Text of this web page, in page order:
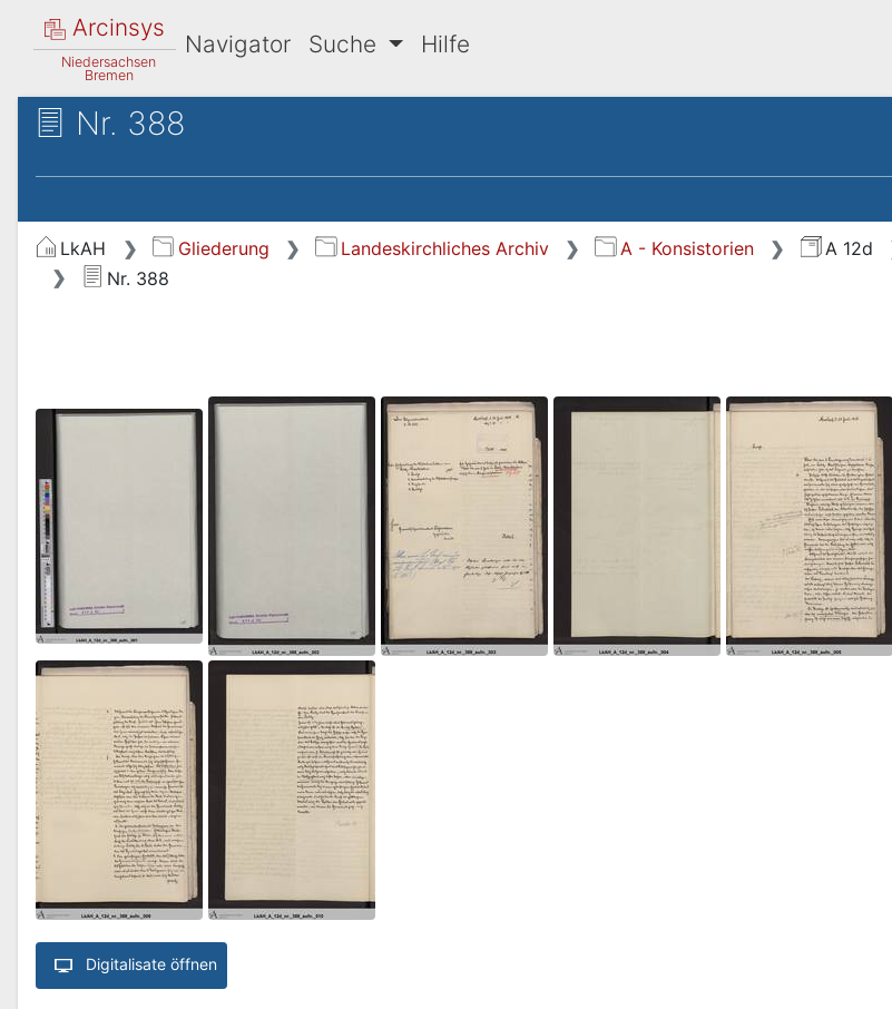
Arcinsys
Niedersachsen
Bremen
Navigator Suche Hilfe
Nr. 388
LkAH Gliederung Landeskirchliches Archiv A - Konsistorien A 12d
Nr. 388
Digitalisate öffnen